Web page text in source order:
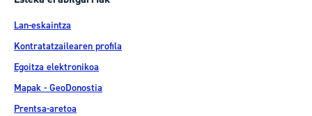
Lan-eskaintza
Kontratatzailearen profila
Egoitza elektronikoa
Mapak - GeoDonostia
Prentsa-aretoa